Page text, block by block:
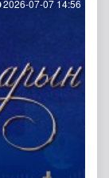
2026-07-07 14:56